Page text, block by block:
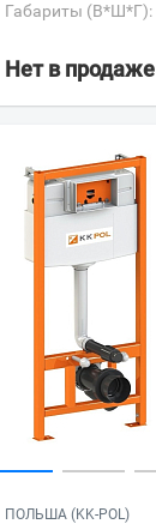
Габариты (В*Ш*Г):
Нет в продаже
ПОЛЬША (KK-POL)